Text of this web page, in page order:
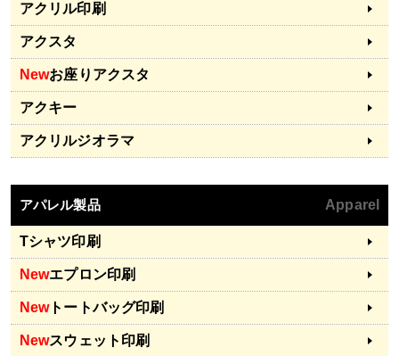
アクリル印刷
アクスタ
Newお座りアクスタ
アクキー
アクリルジオラマ
アパレル製品 Apparel
Tシャツ印刷
Newエプロン印刷
Newトートバッグ印刷
Newスウェット印刷